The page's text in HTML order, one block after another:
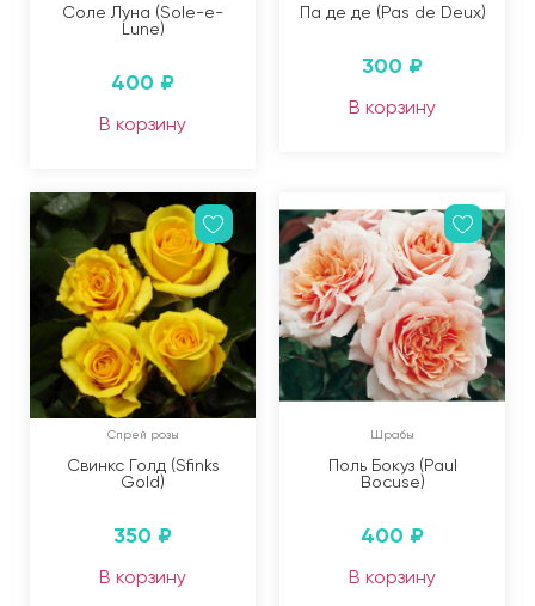
Соле Луна (Sole-e-
Lune)
400 ₽
В корзину
Па де де (Pas de Deux)
300 ₽
В корзину
Спрей розы
Свинкс Голд (Sfinks
Gold)
350 ₽
В корзину
Шрабы
Поль Бокуз (Paul
Bocuse)
400 ₽
В корзину